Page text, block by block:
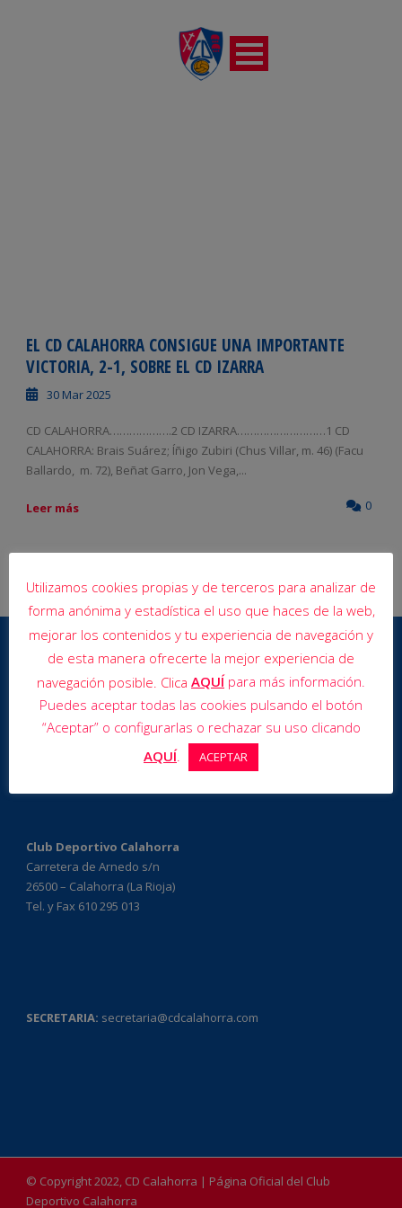
EL CD CALAHORRA CONSIGUE UNA IMPORTANTE
VICTORIA, 2-1, SOBRE EL CD IZARRA
30 Mar 2025
CD CALAHORRA……………….2 CD IZARRA………………………1 CD
CALAHORRA: Brais Suárez; Íñigo Zubiri (Chus Villar, m. 46) (Facu
Ballardo, m. 72), Beñat Garro, Jon Vega,...
Leer más 0
Club Deportivo Calahorra
Carretera de Arnedo s/n
26500 – Calahorra (La Rioja)
Tel. y Fax 610 295 013
SECRETARIA: secretaria@cdcalahorra.com
© Copyright 2022, CD Calahorra | Página Oficial del Club
Deportivo Calahorra
Utilizamos cookies propias y de terceros para analizar de
forma anónima y estadística el uso que haces de la web,
mejorar los contenidos y tu experiencia de navegación y
de esta manera ofrecerte la mejor experiencia de
navegación posible. Clica AQUÍpara más información.
Puedes aceptar todas las cookies pulsando el botón
“Aceptar” o configurarlas o rechazar su uso clicando
AQUÍ. ACEPTAR